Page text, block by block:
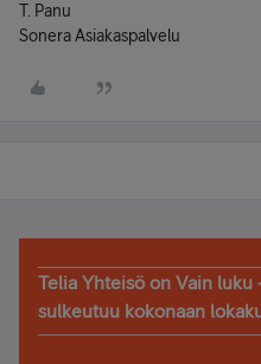
T. Panu
Sonera Asiakaspalvelu
Telia Yhteisö on Vain luku
sulkeutuu kokonaan